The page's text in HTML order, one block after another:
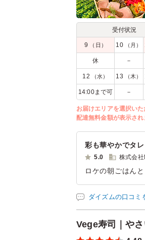
受付状況
9 （日） 10 （月）
休 －
12 （水） 13 （木）
14:00まで可 －
お届けエリアを選択いた
配達無料金額が表示され
彩も華やかでタ
5.0 株式会
ロケの朝ごはん
早朝からのロケ
お願いしてよか
あっさりしてい
ヘルシーな内容
ご利用シーン：ロケ
ダイズムの口コミ
Vege寿司｜や